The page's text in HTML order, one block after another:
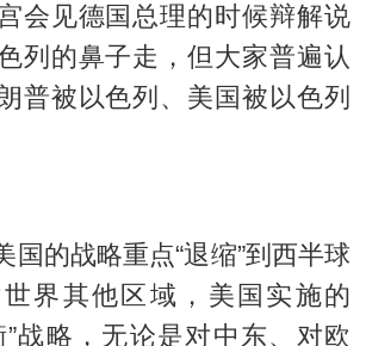
会见德国总理的时候辩解说
列的鼻子走，但大家普遍认
普被以色列、美国被以色列
国的战略重点“退缩”到西半球
界其他区域，美国实施的
”战略，无论是对中东、对欧